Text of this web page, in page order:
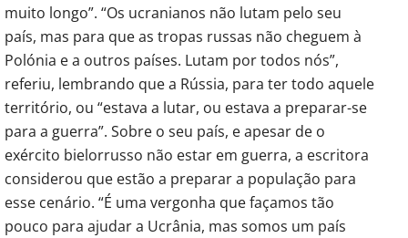
muito longo”. “Os ucranianos não lutam pelo seu
país, mas para que as tropas russas não cheguem à
Polónia e a outros países. Lutam por todos nós”,
referiu, lembrando que a Rússia, para ter todo aquele
território, ou “estava a lutar, ou estava a preparar-se
para a guerra”. Sobre o seu país, e apesar de o
exército bielorrusso não estar em guerra, a escritora
considerou que estão a preparar a população para
esse cenário. “É uma vergonha que façamos tão
pouco para ajudar a Ucrânia, mas somos um país